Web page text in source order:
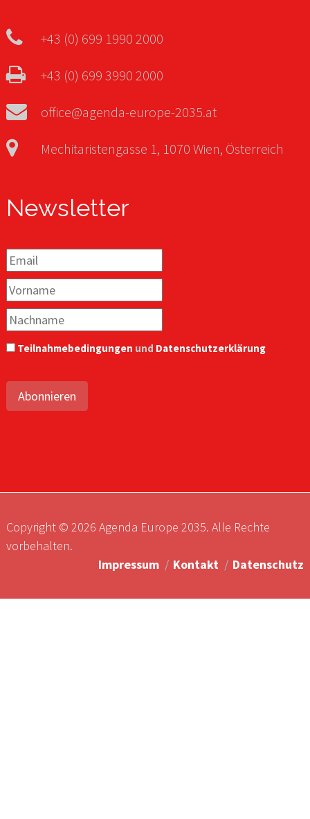
+43 (0) 699 1990 2000
+43 (0) 699 3990 2000
office@agenda-europe-2035.at
Mechitaristengasse 1, 1070 Wien, Österreich
Newsletter
Teilnahmebedingungen und Datenschutzerklärung
Abonnieren
Copyright © 2026 Agenda Europe 2035. Alle Rechte
vorbehalten.
Impressum
Kontakt Datenschutz